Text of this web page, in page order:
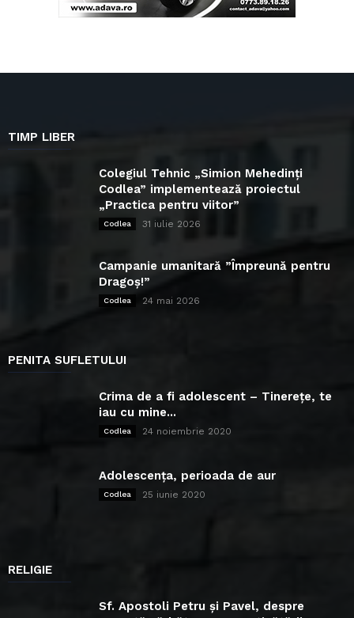
TIMP LIBER
Colegiul Tehnic „Simion Mehedinți
Codlea” implementează proiectul
„Practica pentru viitor”
Codlea 31 iulie 2026
Campanie umanitară ”Împreună pentru
Dragoș!”
Codlea 24 mai 2026
PENITA SUFLETULUI
Crima de a fi adolescent – Tinerețe, te
iau cu mine...
Codlea 24 noiembrie 2020
Adolescența, perioada de aur
Codlea 25 iunie 2020
RELIGIE
Sf. Apostoli Petru și Pavel, despre